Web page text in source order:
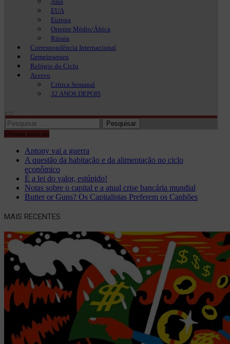
EUA
Europa
Oriente Médio/África
Rússia
Correspondência Internacional
Gemeinwesen
Relógio do Ciclo
Acervo
Crítica Semanal
32 ANOS DEPOIS
Pesquisar
por:
Últimas notícias
Antony vai a guerra
A questão da habitação e da alimentação no ciclo
econômico
É a lei do valor, estúpido!
Notas sobre o capital e a atual crise bancária mundial
Butter or Guns? Os Capitalistas Preferem os Canhões
MAIS RECENTES